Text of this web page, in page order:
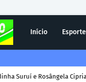
Início Esporte
Geral do MPRO